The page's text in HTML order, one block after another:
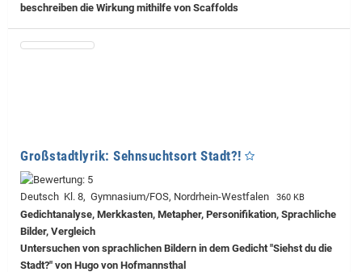
beschreiben die Wirkung mithilfe von Scaffolds
Großstadtlyrik: Sehnsuchtsort Stadt?!
Deutsch Kl. 8, Gymnasium/FOS, Nordrhein-Westfalen 360 KB
Gedichtanalyse, Merkkasten, Metapher, Personifikation, Sprachliche
Bilder, Vergleich
Untersuchen von sprachlichen Bildern in dem Gedicht "Siehst du die
Stadt?" von Hugo von Hofmannsthal